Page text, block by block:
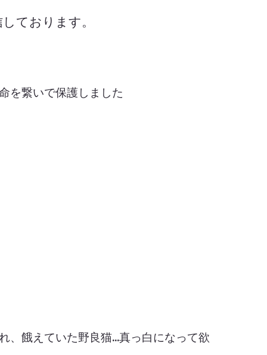
ております。
を繋いで保護しました
、餓えていた野良猫...真っ白になって欲